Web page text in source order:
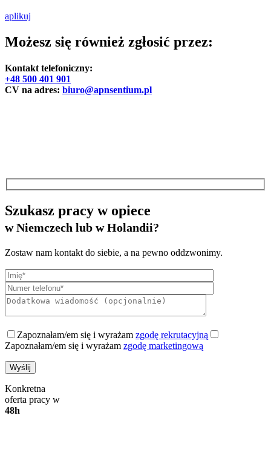
aplikuj
Możesz się również zgłosić przez:
Kontakt telefoniczny:
+48 500 401 901
CV na adres: biuro@apnsentium.pl
Szukasz pracy w opiece
w Niemczech lub w Holandii?
Zostaw nam kontakt do siebie, a na pewno oddzwonimy.
Zapoznałam/em się i wyrażam zgodę rekrutacyjną
Zapoznałam/em się i wyrażam zgodę marketingową
Konkretna
oferta pracy w
48h